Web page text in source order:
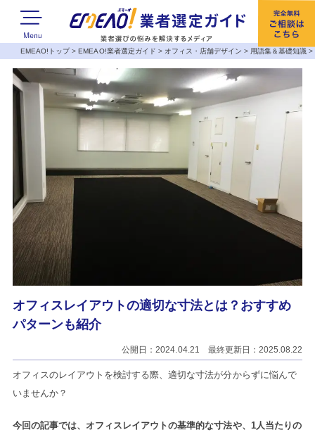
EMEAO!トップ>EMEAO!業者選定ガイド > オフィス・店舗デザイン > 用語集＆基礎知識 >
オフィスレイアウトの適切な寸法とは？おすすめ
パターンも紹介
公開日：2024.04.21 最終更新日：2025.08.22
オフィスのレイアウトを検討する際、適切な寸法が分からずに悩んで
いませんか？
今回の記事では、オフィスレイアウトの基準的な寸法や、1人当たりの